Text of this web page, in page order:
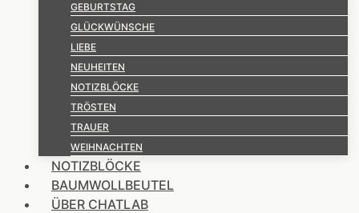
GEBURTSTAG
GLÜCKWÜNSCHE
LIEBE
NEUHEITEN
NOTIZBLÖCKE
TRÖSTEN
TRAUER
WEIHNACHTEN
NOTIZBLÖCKE
BAUMWOLLBEUTEL
ÜBER CHATLAB